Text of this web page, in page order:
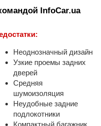
InfoCar.ua
Неоднозначный дизайн
Узкие проемы задних
дверей
Средняя
шумоизоляция
Неудобные задние
подлокотники
Компактный багажник